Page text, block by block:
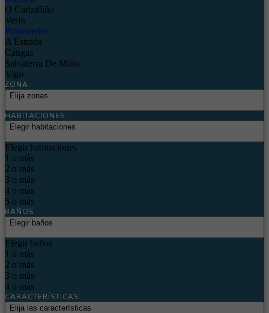
O Carballiño
Verin
Pontevedra
A Estrada
Cangas
Salvaterra De Miño
Vigo
ZONA
Elija zonas
HABITACIONES
Elegir habitaciones
Elegir habitaciones
1 o más
2 o más
3 o más
4 o más
5 o más
BAÑOS
Elegir baños
Elegir baños
1 o más
2 o más
3 o más
4 o más
CARACTERÍSTICAS
Elija las características